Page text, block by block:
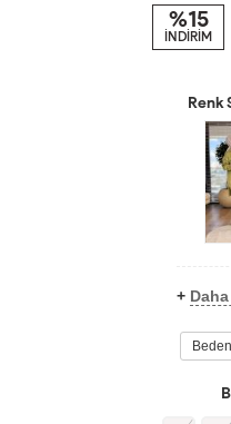
%15
İNDİRİM
Renk
+